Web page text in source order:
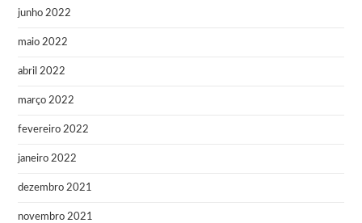
junho 2022
maio 2022
abril 2022
março 2022
fevereiro 2022
janeiro 2022
dezembro 2021
novembro 2021